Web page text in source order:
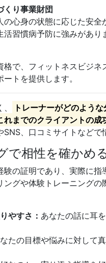
くり事業財団
心身の状態に応じた安
習慣病予防に強みがあり
格で、フィットネスビジ
トを提供します。
トレーナーがどのよう
までのクライアントの
、口コミサイトなどで
で相性を確かめ
の証明であり、実際に
グや体験トレーニング
やすさ： あなたの話に耳
たの目標や悩みに対して